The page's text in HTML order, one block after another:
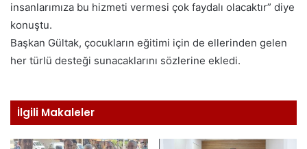
insanlarımıza bu hizmeti vermesi çok faydalı olacaktır” diye
konuştu.
Başkan Gültak, çocukların eğitimi için de ellerinden gelen
her türlü desteği sunacaklarını sözlerine ekledi.
İlgili Makaleler